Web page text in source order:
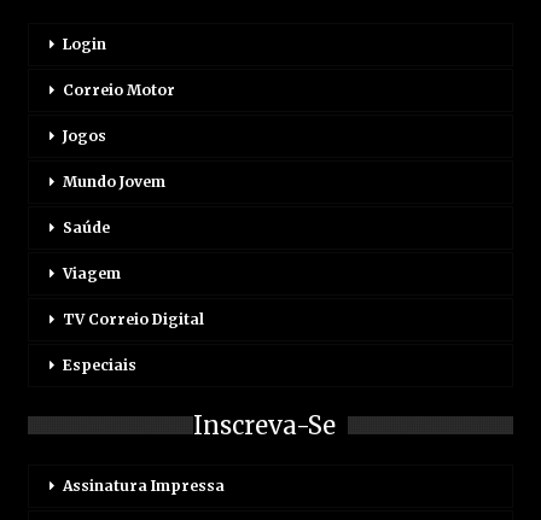
Login
Correio Motor
Jogos
Mundo Jovem
Saúde
Viagem
TV Correio Digital
Especiais
Inscreva-Se
Assinatura Impressa